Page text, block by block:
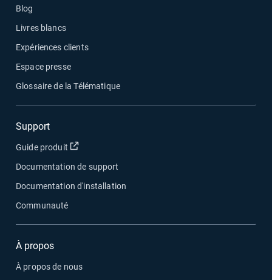
Blog
Livres blancs
Expériences clients
Espace presse
Glossaire de la Télématique
Support
Guide produit Ouvrir dans une nouvelle fenêtre
Documentation de support
Documentation d'installation
Communauté
À propos
À propos de nous